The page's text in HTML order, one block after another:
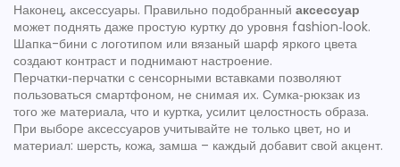
Наконец, аксессуары. Правильно подобранный аксессуар
может поднять даже простую куртку до уровня fashion‑look.
Шапка-бини с логотипом или вязаный шарф яркого цвета
создают контраст и поднимают настроение.
Перчатки‑перчатки с сенсорными вставками позволяют
пользоваться смартфоном, не снимая их. Сумка‑рюкзак из
того же материала, что и куртка, усилит целостность образа.
При выборе аксессуаров учитывайте не только цвет, но и
материал: шерсть, кожа, замша – каждый добавит свой акцент.